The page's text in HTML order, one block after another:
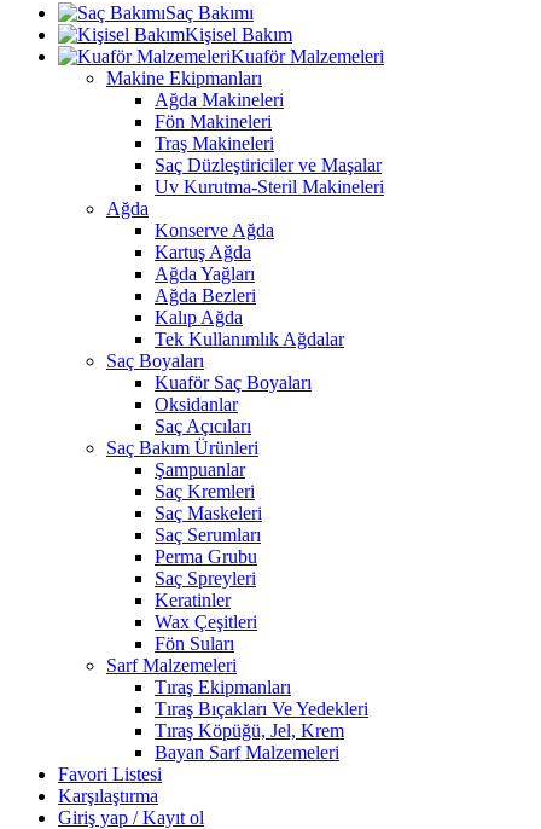
Saç Bakımı
Kişisel Bakım
Kuaför Malzemeleri
Makine Ekipmanları
Ağda Makineleri
Fön Makineleri
Traş Makineleri
Saç Düzleştiriciler ve Maşalar
Uv Kurutma-Steril Makineleri
Ağda
Konserve Ağda
Kartuş Ağda
Ağda Yağları
Ağda Bezleri
Kalıp Ağda
Tek Kullanımlık Ağdalar
Saç Boyaları
Kuaför Saç Boyaları
Oksidanlar
Saç Açıcıları
Saç Bakım Ürünleri
Şampuanlar
Saç Kremleri
Saç Maskeleri
Saç Serumları
Perma Grubu
Saç Spreyleri
Keratinler
Wax Çeşitleri
Fön Suları
Sarf Malzemeleri
Tıraş Ekipmanları
Tıraş Bıçakları Ve Yedekleri
Tıraş Köpüğü, Jel, Krem
Bayan Sarf Malzemeleri
Favori Listesi
Karşılaştırma
Giriş yap / Kayıt ol